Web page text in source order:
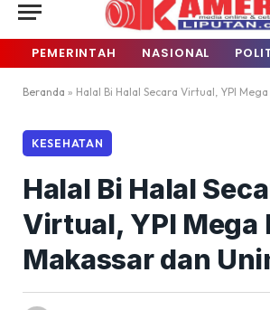
PEMERINTAH NASIONAL
Beranda » Halal Bi Halal Secara Virtual, YPI Mega
KESEHATAN
Halal Bi Halal
Virtual, YPI Mega
Makassar dan